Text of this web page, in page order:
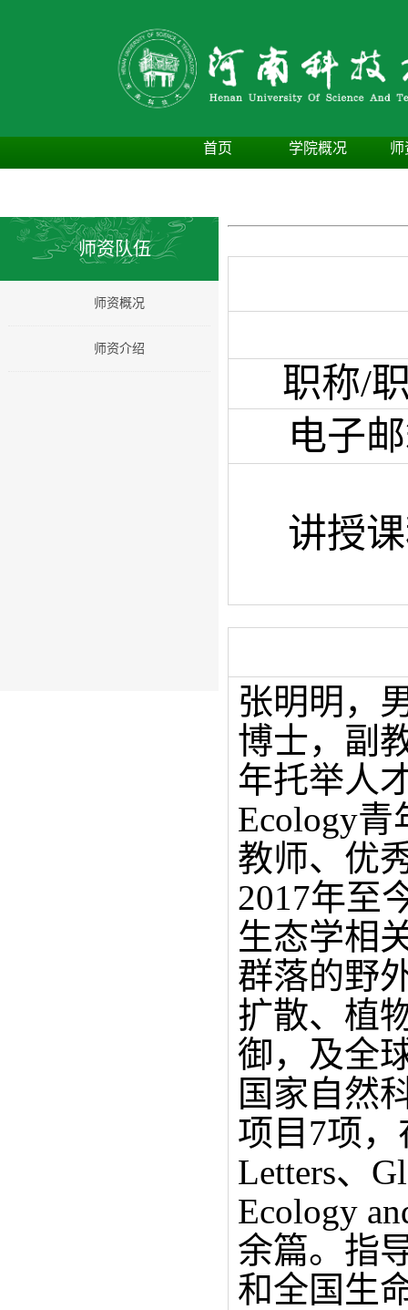
首页 学院概况 师
师资队伍
师资概况
师资介绍
职称/
电子
讲授
张明明，
博士，副
年托举人
Ecology
教师、优
2017年至
生态学相
群落的野
扩散、植
御，及全
国家自然
项目7项，
Letters、
Ecology
余篇。指
和全国生